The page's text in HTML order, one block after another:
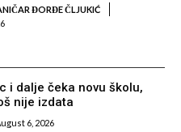
ĐORĐE ČLJUKIĆ
i dalje čeka novu školu,
nije izdata
6, 2026